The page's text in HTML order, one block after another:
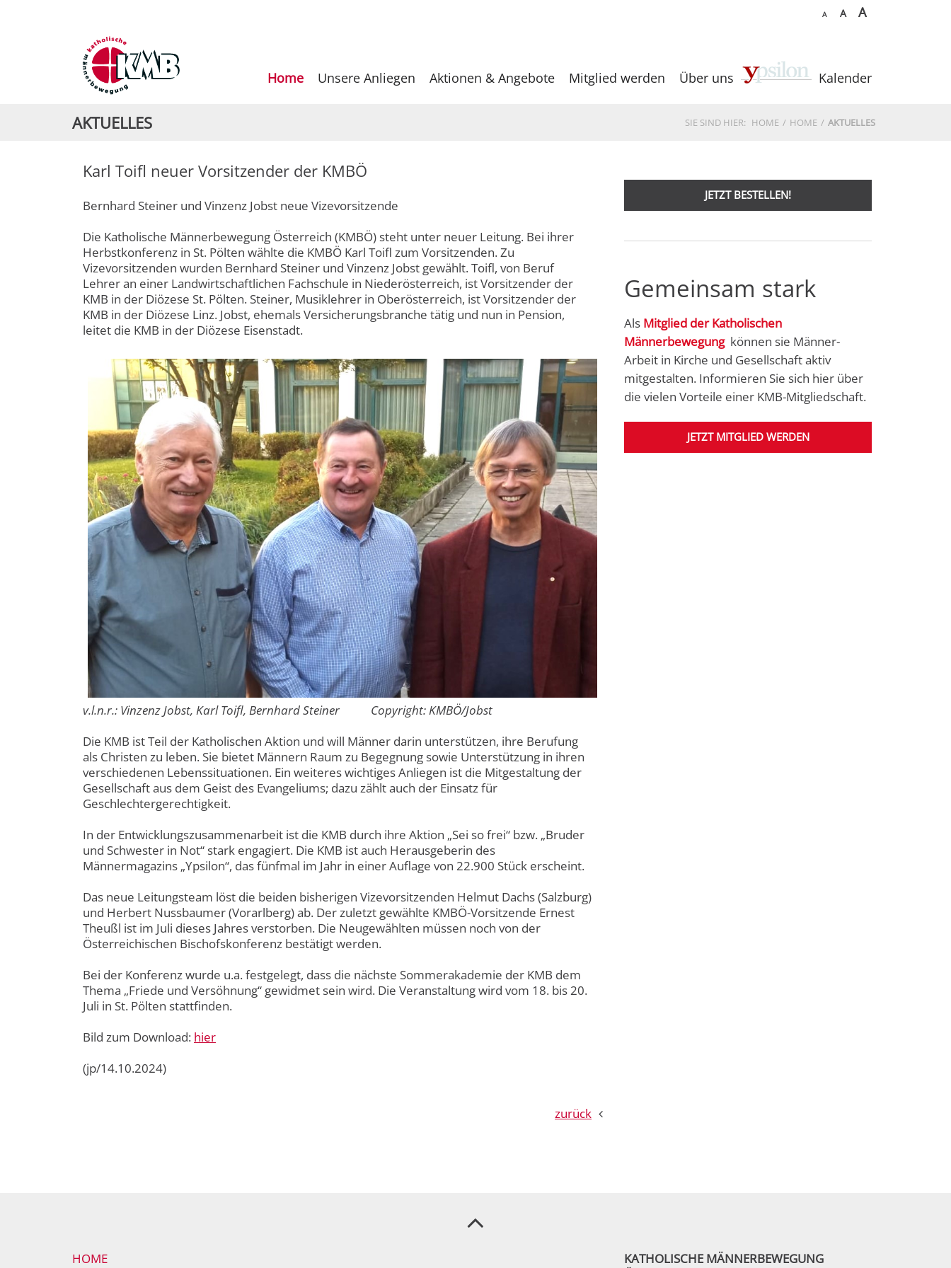
A A A
Home Unsere Anliegen Aktionen & Angebote Mitglied werden Über uns Kalender
AKTUELLES SIE SIND HIER: HOME HOME AKTUELLES
Karl Toifl neuer Vorsitzender der KMBÖ
Bernhard Steiner und Vinzenz Jobst neue Vizevorsitzende
Die Katholische Männerbewegung Österreich (KMBÖ) steht unter neuer Leitung. Bei ihrer
Herbstkonferenz in St. Pölten wählte die KMBÖ Karl Toifl zum Vorsitzenden. Zu
Vizevorsitzenden wurden Bernhard Steiner und Vinzenz Jobst gewählt. Toifl, von Beruf
Lehrer an einer Landwirtschaftlichen Fachschule in Niederösterreich, ist Vorsitzender der
KMB in der Diözese St. Pölten. Steiner, Musiklehrer in Oberösterreich, ist Vorsitzender der
KMB in der Diözese Linz. Jobst, ehemals Versicherungsbranche tätig und nun in Pension,
leitet die KMB in der Diözese Eisenstadt.
v.l.n.r.: Vinzenz Jobst, Karl Toifl, Bernhard Steiner Copyright: KMBÖ/Jobst
Die KMB ist Teil der Katholischen Aktion und will Männer darin unterstützen, ihre Berufung
als Christen zu leben. Sie bietet Männern Raum zu Begegnung sowie Unterstützung in ihren
verschiedenen Lebenssituationen. Ein weiteres wichtiges Anliegen ist die Mitgestaltung der
Gesellschaft aus dem Geist des Evangeliums; dazu zählt auch der Einsatz für
Geschlechtergerechtigkeit.
In der Entwicklungszusammenarbeit ist die KMB durch ihre Aktion „Sei so frei“ bzw. „Bruder
und Schwester in Not“ stark engagiert. Die KMB ist auch Herausgeberin des
Männermagazins „Ypsilon“, das fünfmal im Jahr in einer Auflage von 22.900 Stück erscheint.
Das neue Leitungsteam löst die beiden bisherigen Vizevorsitzenden Helmut Dachs (Salzburg)
und Herbert Nussbaumer (Vorarlberg) ab. Der zuletzt gewählte KMBÖ-Vorsitzende Ernest
Theußl ist im Juli dieses Jahres verstorben. Die Neugewählten müssen noch von der
Österreichischen Bischofskonferenz bestätigt werden.
Bei der Konferenz wurde u.a. festgelegt, dass die nächste Sommerakademie der KMB dem
Thema „Friede und Versöhnung“ gewidmet sein wird. Die Veranstaltung wird vom 18. bis 20.
Juli in St. Pölten stattfinden.
Bild zum Download: hier
(jp/14.10.2024)
zurück
JETZT BESTELLEN!
Gemeinsam stark
Als Mitglied der Katholischen
Männerbewegungkönnen sie Männer-
Arbeit in Kirche und Gesellschaft aktiv
mitgestalten. Informieren Sie sich hier über
die vielen Vorteile einer KMB-Mitgliedschaft.
JETZT MITGLIED WERDEN
HOME
KATHOLISCHE MÄNNERBEWEGUNG